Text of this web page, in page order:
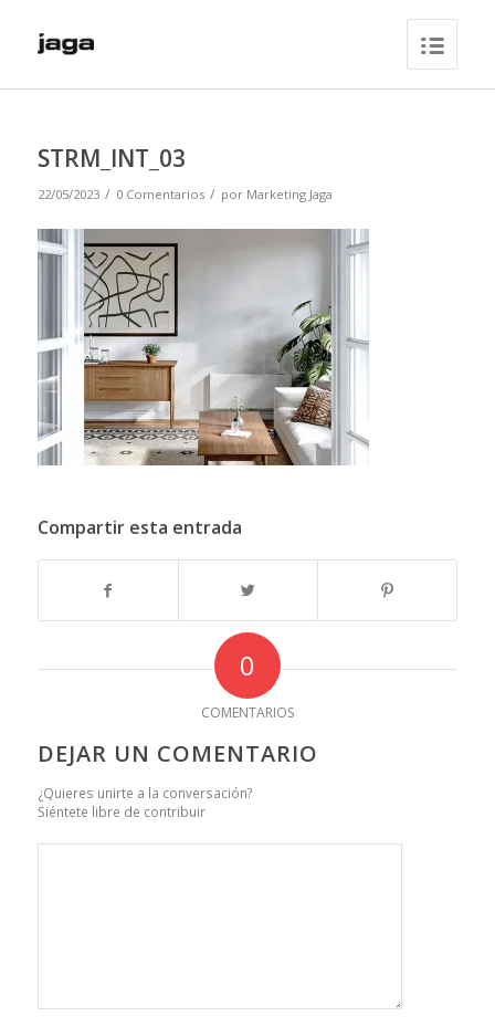
STRM_INT_03
22/05/2023 / 0 Comentarios / por Marketing Jaga
Compartir esta entrada
0
COMENTARIOS
DEJAR UN COMENTARIO
¿Quieres unirte a la conversación?
Siéntete libre de contribuir